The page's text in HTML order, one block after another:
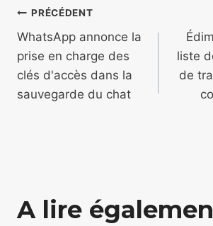
Navigation
de
l’article
PRÉCÉDENT
WhatsApp annonce la
prise en charge des
clés d'accès dans la
sauvegarde du chat
liste
de
A lire